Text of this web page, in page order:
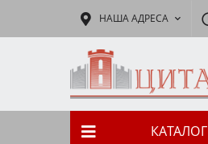
НАША АДРЕСА
КАТАЛОГ